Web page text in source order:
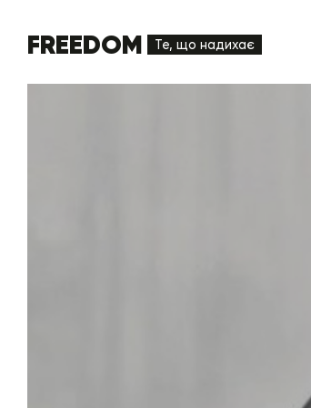
FREEDOM Те, що надихає